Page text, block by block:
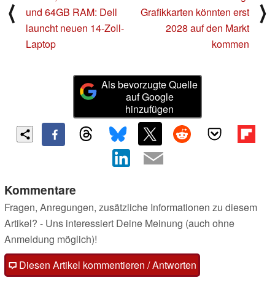
⟨
und 64GB RAM: Dell
launcht neuen 14-Zoll-
Laptop
Grafikkarten könnten erst
2028 auf den Markt
kommen
⟩
Als bevorzugte Quelle
auf Google
hinzufügen
Kommentare
Fragen, Anregungen, zusätzliche Informationen zu diesem
Artikel? - Uns interessiert Deine Meinung (auch ohne
Anmeldung möglich)!
Diesen Artikel kommentieren / Antworten